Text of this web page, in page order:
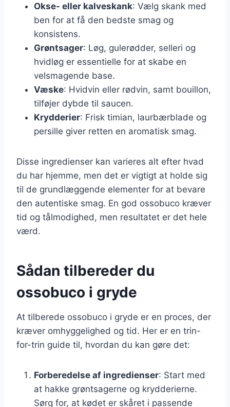
Okse- eller kalveskank: Vælg skank med
ben for at få den bedste smag og
konsistens.
Grøntsager: Løg, gulerødder, selleri og
hvidløg er essentielle for at skabe en
velsmagende base.
Væske: Hvidvin eller rødvin, samt bouillon,
tilføjer dybde til saucen.
Krydderier: Frisk timian, laurbærblade og
persille giver retten en aromatisk smag.
Disse ingredienser kan varieres alt efter hvad
du har hjemme, men det er vigtigt at holde sig
til de grundlæggende elementer for at bevare
den autentiske smag. En god ossobuco kræver
tid og tålmodighed, men resultatet er det hele
værd.
Sådan tilbereder du
ossobuco i gryde
At tilberede ossobuco i gryde er en proces, der
kræver omhyggelighed og tid. Her er en trin-
for-trin guide til, hvordan du kan gøre det:
Forberedelse af ingredienser: Start med
at hakke grøntsagerne og krydderierne.
Sørg for, at kødet er skåret i passende